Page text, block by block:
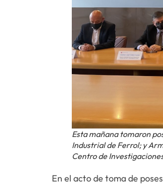
Esta mañana tomaron
Industrial de Ferrol; y
Centro de
En el acto de toma de